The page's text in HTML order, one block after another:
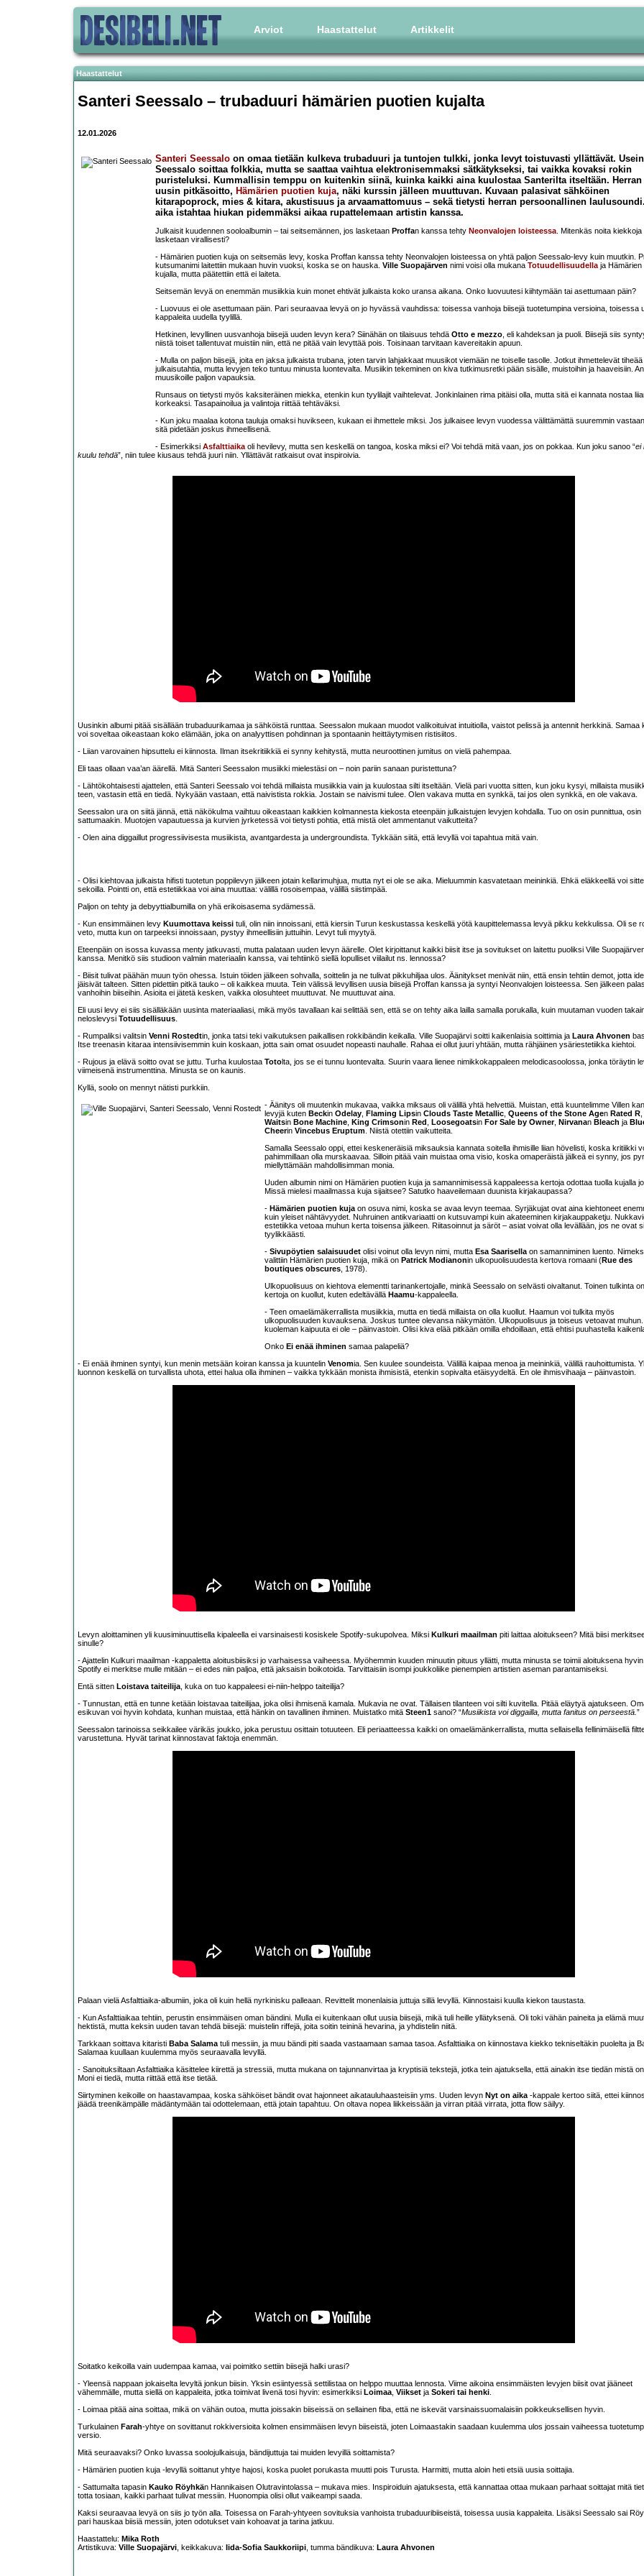
Arviot Haastattelut Artikkelit
Haastattelut
Santeri Seessalo – trubaduuri hämärien puotien kujalta
12.01.2026
Santeri Seessalo on omaa tietään kulkeva trubaduuri ja tuntojen tulkki, jonka levyt toistuvasti yllättävät. Usein
Seessalo soittaa folkkia, mutta se saattaa vaihtua elektronisemmaksi sätkätykseksi, tai vaikka kovaksi rokin
puristeluksi. Kummallisin temppu on kuitenkin siinä, kuinka kaikki aina kuulostaa Santerilta itseltään. Herran
uusin pitkäsoitto, Hämärien puotien kuja, näki kurssin jälleen muuttuvan. Kuvaan palasivat sähköinen
kitarapoprock, mies & kitara, akustisuus ja arvaamattomuus – sekä tietysti herran persoonallinen
aika istahtaa hiukan pidemmäksi aikaa rupattelemaan artistin kanssa.
Julkaisit kuudennen sooloalbumin – tai seitsemännen, jos lasketaan Proffan kanssa tehty Neonvalojen loisteessa. Mitenkäs noita kiekkoja
lasketaan virallisesti?
- Hämärien puotien kuja on seitsemäs levy, koska Proffan kanssa tehty Neonvalojen loisteessa on yhtä paljon Seessalo-levy kuin muutkin.
kutsumanimi laitettiin mukaan huvin vuoksi, koska se on hauska. Ville Suopajärven nimi voisi olla mukana Totuudellisuudellaja Hämärien
kujalla, mutta päätettiin että ei laiteta.
Seitsemän levyä on enemmän musiikkia kuin monet ehtivät julkaista koko uransa aikana. Onko luovuutesi kiihtymään tai asettumaan päin?
- Luovuus ei ole asettumaan päin. Pari seuraavaa levyä on jo hyvässä vauhdissa: toisessa vanhoja biisejä tuotetumpina versioina, toisessa
kappaleita uudella tyylillä.
Hetkinen, levyllinen uusvanhoja biisejä uuden levyn kera? Siinähän on tilaisuus tehdä Otto e mezzo, eli kahdeksan ja puoli. Biisejä siis
niistä toiset tallentuvat muistiin niin, että ne pitää vain levyttää pois. Toisinaan tarvitaan kavereitakin apuun.
- Mulla on paljon biisejä, joita en jaksa julkaista trubana, joten tarvin lahjakkaat muusikot viemään ne toiselle tasolle. Jotkut ihmettelevät tiheää
julkaisutahtia, mutta levyjen teko tuntuu minusta luontevalta. Musiikin tekeminen on kiva tutkimusretki pään sisälle, muistoihin ja haaveisiin.
muusikoille paljon vapauksia.
Runsaus on tietysti myös kaksiteräinen miekka, etenkin kun tyylilajit vaihtelevat. Jonkinlainen rima pitäisi olla, mutta sitä ei kannata nostaa
korkeaksi. Tasapainoilua ja valintoja riittää tehtäväksi.
- Kun joku maalaa kotona tauluja omaksi huvikseen, kukaan ei ihmettele miksi. Jos julkaisee levyn vuodessa välittämättä suuremmin
sitä pidetään joskus ihmeellisenä.
- Esimerkiksi Asfalttiaikaoli hevilevy, mutta sen keskellä on tangoa, koska miksi ei? Voi tehdä mitä vaan, jos on pokkaa. Kun joku sanoo “ei
kuulu tehdä”, niin tulee kiusaus tehdä juuri niin. Yllättävät ratkaisut ovat inspiroivia.
Uusinkin albumi pitää sisällään trubaduurikamaa ja sähköistä runttaa. Seessalon mukaan muodot valikoituivat intuitiolla, vaistot pelissä ja antennit herkkinä. Samaa
voi soveltaa oikeastaan koko elämään, joka on analyyttisen pohdinnan ja spontaanin heittäytymisen ristisiitos.
- Liian varovainen hipsuttelu ei kiinnosta. Ilman itsekritiikkiä ei synny kehitystä, mutta neuroottinen jumitus on vielä pahempaa.
Eli taas ollaan vaa’an äärellä. Mitä Santeri Seessalon musiikki mielestäsi on – noin pariin sanaan puristettuna?
- Lähtökohtaisesti ajattelen, että Santeri Seessalo voi tehdä millaista musiikkia vain ja kuulostaa silti itseltään. Vielä pari vuotta sitten, kun joku kysyi, millaista
teen, vastasin että en tiedä. Nykyään vastaan, että naivistista rokkia. Jostain se naivismi tulee. Olen vakava mutta en synkkä, tai jos olen synkkä, en ole vakava.
Seessalon ura on siitä jännä, että näkökulma vaihtuu oikeastaan kaikkien kolmannesta kiekosta eteenpäin julkaistujen levyjen kohdalla. Tuo on osin punnittua, osin
sattumaakin. Muotojen vapautuessa ja kurvien jyrketessä voi tietysti pohtia, että mistä olet ammentanut vaikutteita?
- Olen aina diggaillut progressiivisesta musiikista, avantgardesta ja undergroundista. Tykkään siitä, että levyllä voi tapahtua mitä vain.
- Olisi kiehtovaa julkaista hifisti tuotetun poppilevyn jälkeen jotain kellarimuhjua, mutta nyt ei ole se aika. Mieluummin kasvatetaan meininkiä. Ehkä eläkkeellä voi
sekoilla. Pointti on, että estetiikkaa voi aina muuttaa: välillä rosoisempaa, välillä siistimpää.
Paljon on tehty ja debyyttialbumilla on yhä erikoisasema sydämessä.
- Kun ensimmäinen levy Kuumottava keissi tuli, olin niin innoissani, että kiersin Turun keskustassa keskellä yötä kaupittelemassa levyä pikku kekkulissa. Oli se
veto, mutta kun on tarpeeksi innoissaan, pystyy ihmeellisiin juttuihin. Levyt tuli myytyä.
Eteenpäin on isossa kuvassa menty jatkuvasti, mutta palataan uuden levyn äärelle. Olet kirjoittanut kaikki biisit itse ja sovitukset on laitettu puoliksi Ville
kanssa. Menitkö siis studioon valmiin materiaalin kanssa, vai tehtiinkö siellä lopulliset viilailut ns. lennossa?
- Biisit tulivat päähän muun työn ohessa. Istuin töiden jälkeen sohvalla, soittelin ja ne tulivat pikkuhiljaa ulos. Äänitykset menivät niin, että ensin tehtiin demot, jotta
jäisivät talteen. Sitten pidettiin pitkä tauko – oli kaikkea muuta. Tein välissä levyllisen uusia biisejä Proffan kanssa ja syntyi Neonvalojen loisteessa. Sen jälkeen
vanhoihin biiseihin. Asioita ei jätetä kesken, vaikka olosuhteet muuttuvat. Ne muuttuvat aina.
Eli uusi levy ei siis sisälläkään uusinta materiaaliasi, mikä myös tavallaan kai selittää sen, että se on tehty aika lailla samalla porukalla, kuin muutaman vuoden
neloslevysi Totuudellisuus.
- Rumpaliksi valitsin Venni Rostedtin, jonka tatsi teki vaikutuksen paikallisen rokkibändin keikalla. Ville Suopajärvi soitti kaikenlaisia soittimia ja Laura Ahvonen
Itse treenasin kitaraa intensiivisemmin kuin koskaan, jotta sain omat osuudet nopeasti nauhalle. Rahaa ei ollut juuri yhtään, mutta rähjäinen ysäriestetiikka kiehtoi.
- Rujous ja elävä soitto ovat se juttu. Turha kuulostaa Totolta, jos se ei tunnu luontevalta. Suurin vaara lienee nimikkokappaleen melodicasoolossa, jonka töräytin
viimeisenä instrumenttina. Minusta se on kaunis.
Kyllä, soolo on mennyt nätisti purkkiin.
- Äänitys oli muutenkin mukavaa, vaikka miksaus oli välillä yhtä helvettiä. Muistan, että kuuntelimme Villen
levyjä kuten Beckin Odelay, Flaming Lipsin Clouds Taste Metallic, Queens of the Stone Agen Rated R,
Waitsin Bone Machine, King Crimsonin Red , Loosegoatsin For Sale by Owner, Nirvanan Bleach ja
Cheerin Vincebus Eruptum. Niistä otettiin vaikutteita.
Samalla Seessalo oppi, ettei keskeneräisiä miksauksia kannata soitella ihmisille liian hövelisti, koska kritiikki
pahimmillaan olla murskaavaa. Silloin pitää vain muistaa oma visio, koska omaperäistä jälkeä ei synny, jos
miellyttämään mahdollisimman monia.
Uuden albumin nimi on Hämärien puotien kuja ja samannimisessä kappaleessa kertoja odottaa tuolla kujalla
Missä mielesi maailmassa kuja sijaitsee? Satutko haaveilemaan duunista kirjakaupassa?
- Hämärien puotien kujaon osuva nimi, koska se avaa levyn teemaa. Syrjäkujat ovat aina kiehtoneet
kuin yleiset nähtävyydet. Nuhruinen antikvariaatti on kutsuvampi kuin akateeminen kirjakauppaketju.
estetiikka vetoaa muhun kerta toisensa jälkeen. Riitasoinnut ja säröt – asiat voivat olla levällään, jos ne ovat
tyylikkäästi.
- Sivupöytien salaisuudet olisi voinut olla levyn nimi, mutta Esa Saarisellaon samanniminen luento.
valittiin Hämärien puotien kuja, mikä on Patrick Modianonin ulkopuolisuudesta kertova romaani (Rue des
boutiques obscures, 1978).
Ulkopuolisuus on kiehtova elementti tarinankertojalle, minkä Seessalo on selvästi oivaltanut. Toinen tulkinta
kertoja on kuollut, kuten edeltävällä Haamu-kappaleella.
- Teen omaelämäkerrallista musiikkia, mutta en tiedä millaista on olla kuollut. Haamun voi tulkita myös
ulkopuolisuuden kuvauksena. Joskus tuntee olevansa näkymätön. Ulkopuolisuus ja toiseus vetoavat
kuoleman kaipuuta ei ole – päinvastoin. Olisi kiva elää pitkään omilla ehdoillaan, että ehtisi puuhastella
Onko Ei enää ihminen samaa palapeliä?
- Ei enää ihminen syntyi, kun menin metsään koiran kanssa ja kuuntelin Venomia. Sen kuulee soundeista. Välillä kaipaa menoa ja meininkiä, välillä rauhoittumista.
luonnon keskellä on turvallista uhota, ettei halua olla ihminen – vaikka tykkään monista ihmisistä, etenkin sopivalta etäisyydeltä. En ole ihmisvihaaja – päinvastoin.
Levyn aloittaminen yli kuusiminuuttisella kipaleella ei varsinaisesti kosiskele Spotify-sukupolvea. Miksi Kulkuri maailman piti laittaa aloitukseen? Mitä biisi
sinulle?
- Ajattelin Kulkuri maailman -kappaletta aloitusbiisiksi jo varhaisessa vaiheessa. Myöhemmin kuuden minuutin pituus yllätti, mutta minusta se toimii aloituksena hyvin.
Spotify ei merkitse mulle mitään – ei edes niin paljoa, että jaksaisin boikotoida. Tarvittaisiin isompi joukkoliike pienempien artistien aseman parantamiseksi.
Entä sitten Loistava taiteilija, kuka on tuo kappaleesi ei-niin-helppo taiteilija?
- Tunnustan, että en tunne ketään loistavaa taiteilijaa, joka olisi ihmisenä kamala. Mukavia ne ovat. Tällaisen tilanteen voi silti kuvitella. Pitää eläytyä ajatukseen.
esikuvan voi hyvin kohdata, kunhan muistaa, että hänkin on tavallinen ihminen. Muistatko mitä Steen1 sanoi? “Musiikista voi diggailla, mutta fanitus on perseestä.”
Seessalon tarinoissa seikkailee värikäs joukko, joka perustuu osittain totuuteen. Eli periaatteessa kaikki on omaelämänkerrallista, mutta sellaisella fellinimäisellä
varustettuna. Hyvät tarinat kiinnostavat faktoja enemmän.
Palaan vielä Asfalttiaika-albumiin, joka oli kuin hellä nyrkinisku palleaan. Revittelit monenlaisia juttuja sillä levyllä. Kiinnostaisi kuulla kiekon taustasta.
- Kun Asfalttiaikaa tehtiin, perustin ensimmäisen oman bändini. Mulla ei kuitenkaan ollut uusia biisejä, mikä tuli heille yllätyksenä. Oli toki vähän paineita ja elämä
hektistä, mutta keksin uuden tavan tehdä biisejä: muistelin riffejä, joita soitin teininä hevarina, ja yhdistelin niitä.
Tarkkaan soittava kitaristi Baba Salamatuli messiin, ja muu bändi piti saada vastaamaan samaa tasoa. Asfalttiaika on kiinnostava kiekko tekniseltäkin puolelta ja
Salamaa kuullaan kuulemma myös seuraavalla levyllä.
- Sanoituksiltaan Asfalttiaika käsittelee kiirettä ja stressiä, mutta mukana on tajunnanvirtaa ja kryptisiä tekstejä, jotka tein ajatuksella, että ainakin itse tiedän mistä
Moni ei tiedä, mutta riittää että itse tietää.
Siirtyminen keikoille on haastavampaa, koska sähköiset bändit ovat hajonneet aikatauluhaasteisiin yms. Uuden levyn Nyt on aika-kappale kertoo siitä, ettei
jäädä treenikämpälle mädäntymään tai odottelemaan, että jotain tapahtuu. On oltava nopea liikkeissään ja virran pitää virrata, jotta flow säilyy.
Soitatko keikoilla vain uudempaa kamaa, vai poimitko settiin biisejä halki urasi?
- Yleensä nappaan jokaiselta levyltä jonkun biisin. Yksin esiintyessä settilistaa on helppo muuttaa lennosta. Viime aikoina ensimmäisten levyjen biisit ovat jääneet
vähemmälle, mutta siellä on kappaleita, jotka toimivat livenä tosi hyvin: esimerkiksi Loimaa, Viikset ja Sokeri tai henki.
- Loimaa pitää aina soittaa, mikä on vähän outoa, mutta joissakin biiseissä on sellainen fiba, että ne iskevät varsinaissuomalaisiin poikkeuksellisen hyvin.
Turkulainen Farah-yhtye on sovittanut rokkiversioita kolmen ensimmäisen levyn biiseistä, joten Loimaastakin saadaan kuulemma ulos jossain vaiheessa
versio.
Mitä seuraavaksi? Onko luvassa soolojulkaisuja, bändijuttuja tai muiden levyillä soittamista?
- Hämärien puotien kuja -levyllä soittanut yhtye hajosi, koska puolet porukasta muutti pois Turusta. Harmitti, mutta aloin heti etsiä uusia soittajia.
- Sattumalta tapasin Kauko Röyhkän Hannikaisen Olutravintolassa – mukava mies. Inspiroiduin ajatuksesta, että kannattaa ottaa mukaan parhaat soittajat mitä
totta tosiaan, kaikki parhaat tulivat messiin. Huonompia olisi ollut vaikeampi saada.
Kaksi seuraavaa levyä on siis jo työn alla. Toisessa on Farah-yhtyeen sovituksia vanhoista trubaduuribiiseistä, toisessa uusia kappaleita. Lisäksi Seessalo sai
pari hauskaa biisiä messiin, joten odotukset vain kohoavat ja tarina jatkuu.
Haastattelu: Mika Roth
Artistikuva: Ville Suopajärvi, keikkakuva: Iida-Sofia Saukkoriipi, tumma bändikuva: Laura Ahvonen